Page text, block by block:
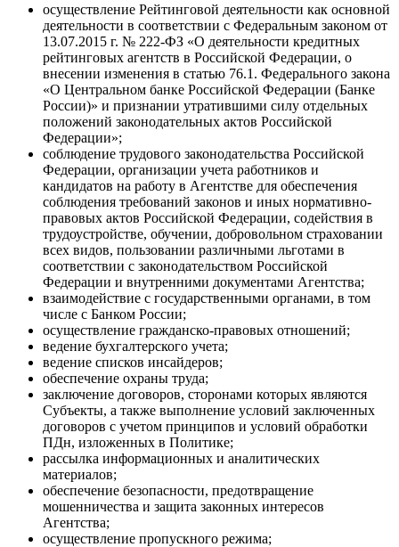
осуществление Рейтинговой деятельности как основной
деятельности в соответствии с Федеральным законом от
13.07.2015 г. № 222-ФЗ «О деятельности кредитных
рейтинговых агентств в Российской Федерации, о
внесении изменения в статью 76.1. Федерального закона
«О Центральном банке Российской Федерации (Банке
России)» и признании утратившими силу отдельных
положений законодательных актов Российской
Федерации»;
соблюдение трудового законодательства Российской
Федерации, организации учета работников и
кандидатов на работу в Агентстве для обеспечения
соблюдения требований законов и иных нормативно-
правовых актов Российской Федерации, содействия в
трудоустройстве, обучении, добровольном страховании
всех видов, пользовании различными льготами в
соответствии с законодательством Российской
Федерации и внутренними документами Агентства;
взаимодействие с государственными органами, в том
числе с Банком России;
осуществление гражданско-правовых отношений;
ведение бухгалтерского учета;
ведение списков инсайдеров;
обеспечение охраны труда;
заключение договоров, сторонами которых являются
Субъекты, а также выполнение условий заключенных
договоров с учетом принципов и условий обработки
ПДн, изложенных в Политике;
рассылка информационных и аналитических
материалов;
обеспечение безопасности, предотвращение
мошенничества и защита законных интересов
Агентства;
осуществление пропускного режима;